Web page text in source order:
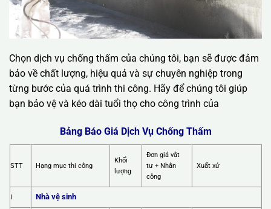
Chọn dịch vụ chống thấm của chúng tôi, bạn sẽ được đảm
bảo về chất lượng, hiệu quả và sự chuyên nghiệp trong
từng bước của quá trình thi công. Hãy để chúng tôi giúp
bạn bảo vệ và kéo dài tuổi thọ cho công trình của
Bảng Báo Giá Dịch Vụ Chống Thấm
STT Hạng mục thi công
Khối
lượng
Đơn giá vật
tư + Nhân
công
Xuất xứ
Nhà vệ sinh